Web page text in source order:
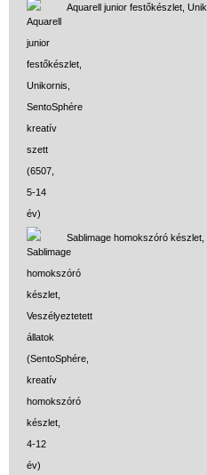
Aquarell junior festőkészlet,
Sablimage homokszóró készlet,